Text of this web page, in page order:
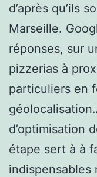
d’après qu’ils
Marseille.
réponses, sur
pizzerias à
particuliers en
d’optimisation
étape sert à à
indispensables